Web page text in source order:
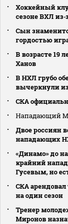
Хоккейный
сезоне ВХЛ
Сын
гордостью
В возрасте 19
Ханов
В НХЛ грубо
вычеркнули
СКА
Нападающий
Двое россиян
нападающих
«Динамо» до
крайний
Гусевым, но
СКА арендовал
на один сезон
Тренер
Миронов